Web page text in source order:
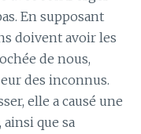
En supposant
doivent avoir les
de nous,
des inconnus.
elle a causé une
que sa